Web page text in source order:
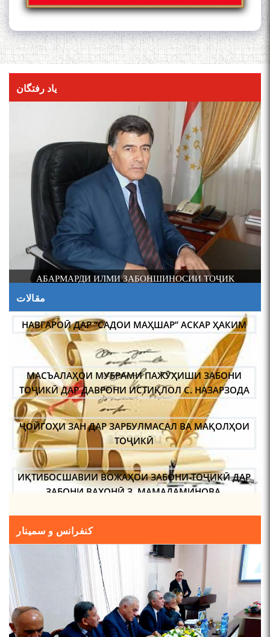
یاد رفتگان
АБАРМАРДИ ИЛМИ ЗАБОНШИНОСИИ ТОҶИК
مقالات
НАВГАРОӢ ДАР “САДОИ МАҲШАР” АСКАР ҲАКИМ
МАСЪАЛАҲОИ МУБРАМИ ПАЖӮҲИШИ ЗАБОНИ
ТОҶИКӢ ДАР ДАВРОНИ ИСТИҚЛОЛ С. НАЗАРЗОДА
ҶОЙГОҲИ ЗАН ДАР ЗАРБУЛМАСАЛ ВА МАҚОЛҲОИ
ТОҶИКӢ
ИҚТИБОСШАВИИ ВОЖАҲОИ ЗАБОНИ ТОҶИКӢ ДАР
ЗАБОНИ ВАХОНӢ З. МАМАДАМИНОВА.
ТАҲҚИҚ ВА РАМЗКУШОИИ БАРХЕ АЗ ВОЖАҲОИ
ҶУҒРОФИИ ВАРЗОБ (ДАР АСОСИ МАВОДИ
ЗАБОНҲОИ ШАРҚИИ ЭРОНӢ) МИРЗОЕВ
САЙФИДДИН ҶАБОРОВИЧ.
ШИНОХТ ДАР ЗАМИНАИ ЭЪТИҚОД ВА ЭЪТИРОФ
ФИРДАВСӢ ВА ДАҚИҚӢ
کنفرانس و سمینار